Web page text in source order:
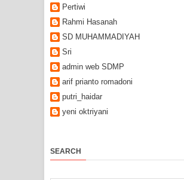
Pertiwi
Rahmi Hasanah
SD MUHAMMADIYAH
Sri
admin web SDMP
arif prianto romadoni
putri_haidar
yeni oktriyani
SEARCH